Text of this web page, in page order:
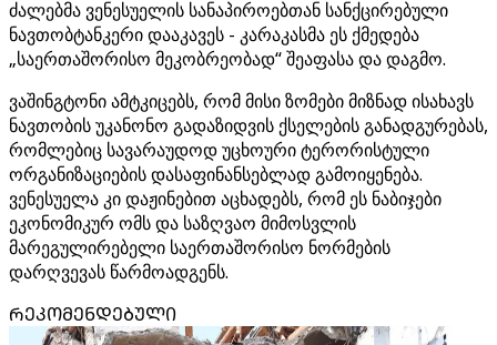
ძალებმა ვენესუელის სანაპიროებთან სანქცირებული
ნავთობტანკერი დააკავეს - კარაკასმა ეს ქმედება
„საერთაშორისო მეკობრეობად“ შეაფასა და დაგმო.
ვაშინგტონი ამტკიცებს, რომ მისი ზომები მიზნად ისახავს
ნავთობის უკანონო გადაზიდვის ქსელების განადგურებას,
რომლებიც სავარაუდოდ უცხოური ტერორისტული
ორგანიზაციების დასაფინანსებლად გამოიყენება.
ვენესუელა კი დაჟინებით აცხადებს, რომ ეს ნაბიჯები
ეკონომიკურ ომს და საზღვაო მიმოსვლის
მარეგულირებელი საერთაშორისო ნორმების
დარღვევას წარმოადგენს.
ᲠᲔᲙᲝᲛᲔᲜᲓᲔᲑᲣᲚᲘ